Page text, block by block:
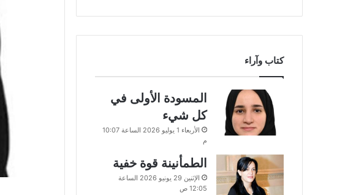
كتاب وآراء
المسودة الأولى في
كل شيء
الأربعاء 1 يوليو 2026 الساعة 10:07
م
الطمأنينة قوة خفية
الإثنين 29 يونيو 2026 الساعة
12:05 ص